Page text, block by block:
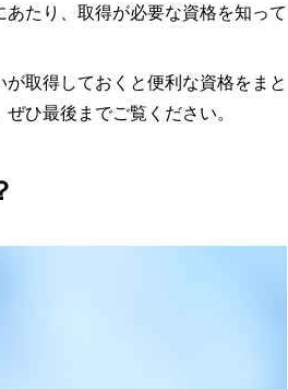
たり、取得が必要な資格を知って
取得しておくと便利な資格をまと
ひ最後までご覧ください。